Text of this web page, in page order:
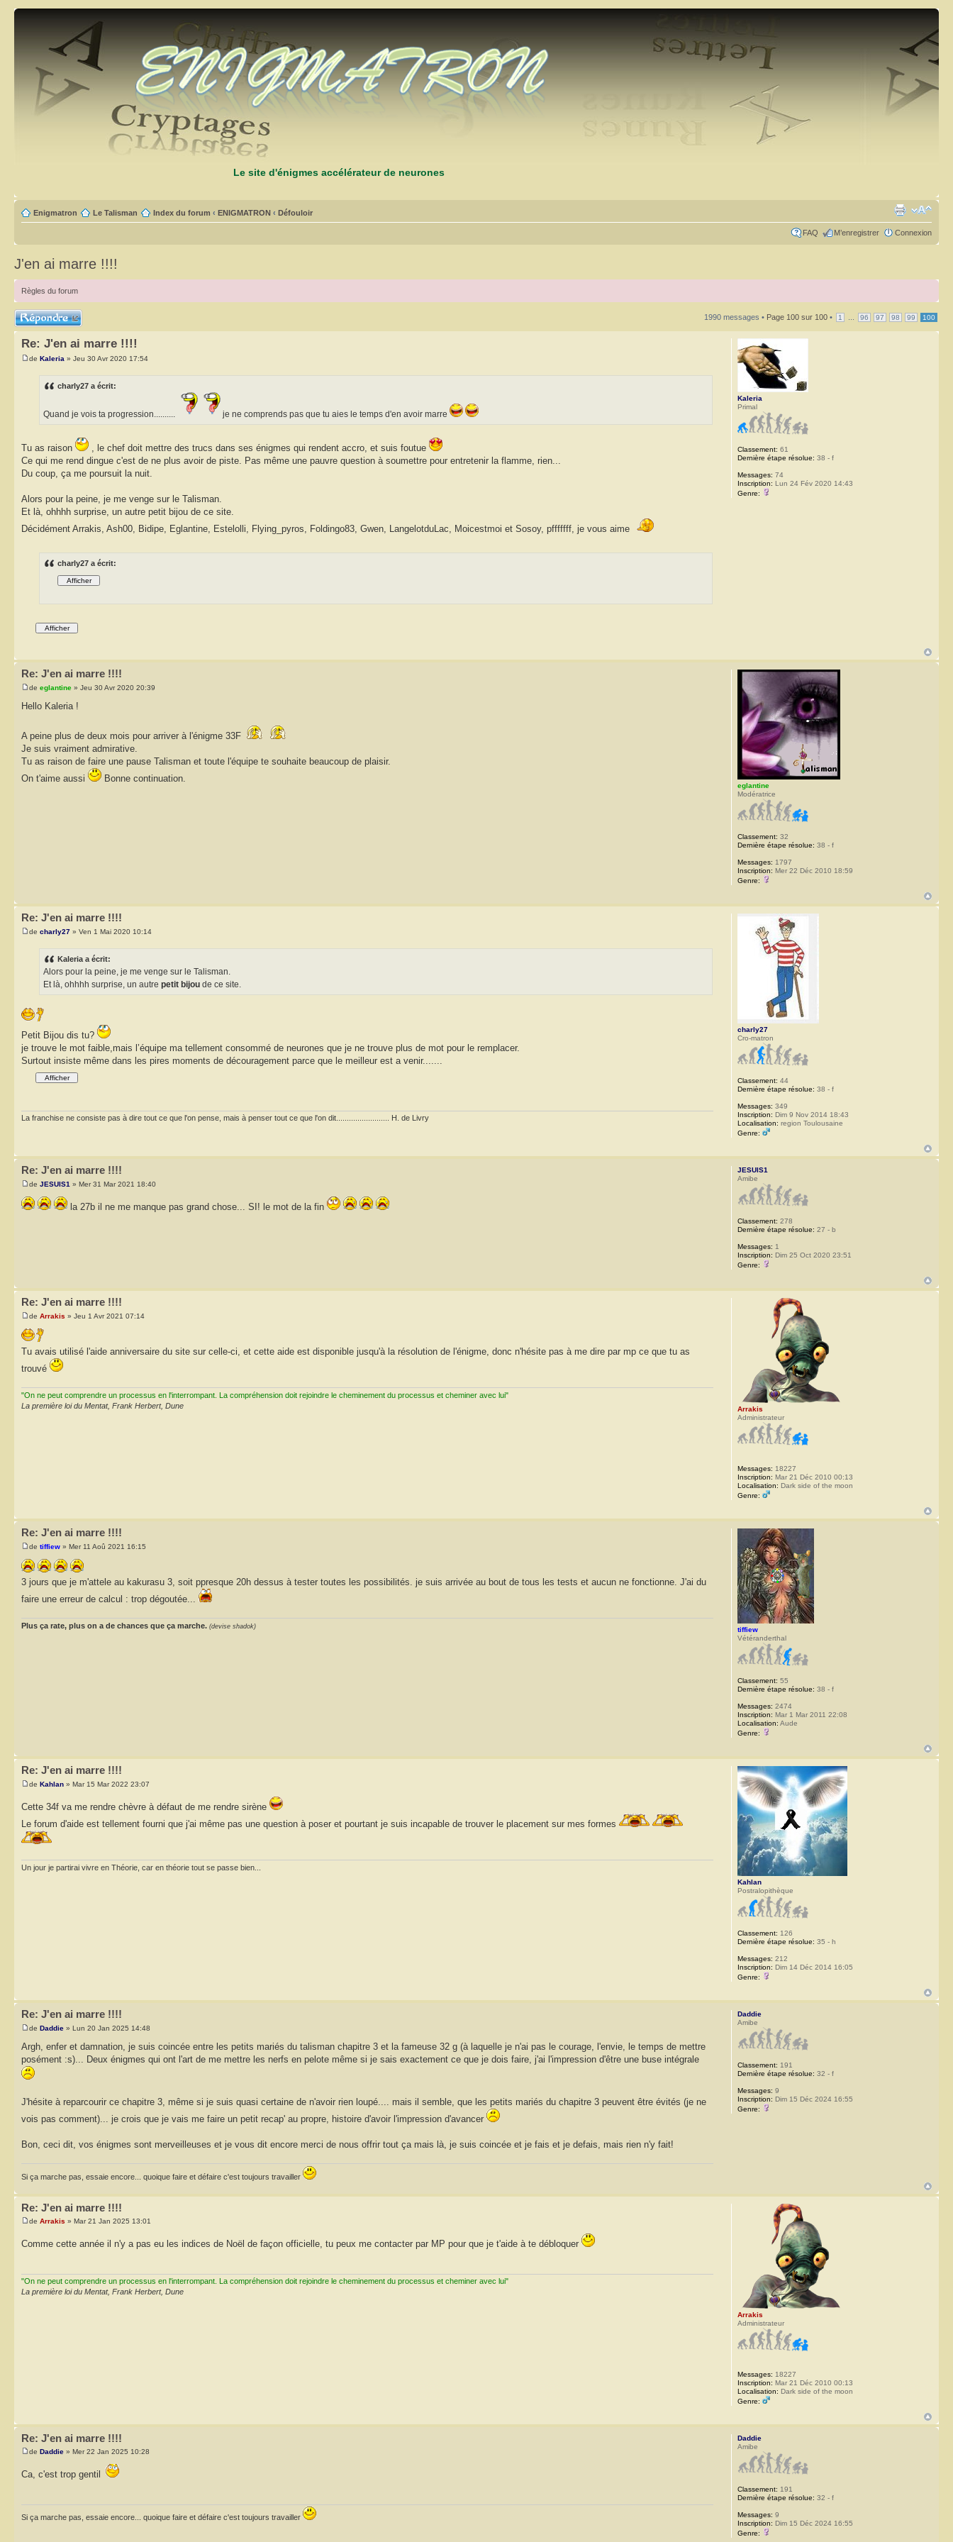
Le site d'énigmes accélérateur de neurones
Enigmatron Le Talisman Index du forum ‹ ENIGMATRON ‹ Défouloir
FAQ M’enregistrer Connexion
J'en ai marre !!!!
Règles du forum
Répondre 1990 messages • Page 100 sur 100 • 1 96 97 98 99 100
Re: J'en ai marre !!!!
de Kaleria » Jeu 30 Avr 2020 17:54
charly27 a écrit:
Quand je vois ta progression.......... je ne comprends pas que tu aies le temps d'en avoir marre
Tu as raison
, le chef doit mettre des trucs dans ses énigmes qui rendent accro, et suis foutue
Ce qui me rend dingue c'est de ne plus avoir de piste. Pas même une pauvre question à soumettre pour entretenir la flamme, rien...
Du coup, ça me poursuit la nuit.
Alors pour la peine, je me venge sur le Talisman.
Et là, ohhhh surprise, un autre petit bijou de ce site.
Décidément Arrakis, Ash00, Bidipe, Eglantine, Estelolli, Flying_pyros, Foldingo83, Gwen, LangelotduLac, Moicestmoi et Sosoy, pfffffff, je vous aime
charly27 a écrit:
Kaleria
Primal
Classement: 61
Dernière étape résolue: 38 - f
Messages: 74
Inscription: Lun 24 Fév 2020 14:43
Genre:
Re: J'en ai marre !!!!
de eglantine » Jeu 30 Avr 2020 20:39
Hello Kaleria !
A peine plus de deux mois pour arriver à l'énigme 33F
Je suis vraiment admirative.
Tu as raison de faire une pause Talisman et toute l'équipe te souhaite beaucoup de plaisir.
On t'aime aussi
Bonne continuation.
eglantine
Modératrice
Classement: 32
Dernière étape résolue: 38 - f
Messages: 1797
Inscription: Mer 22 Déc 2010 18:59
Genre:
Re: J'en ai marre !!!!
de charly27 » Ven 1 Mai 2020 10:14
Kaleria a écrit:
Alors pour la peine, je me venge sur le Talisman.
Et là, ohhhh surprise, un autre petit bijou de ce site.
Petit Bijou dis tu?
je trouve le mot faible,mais l’équipe ma tellement consommé de neurones que je ne trouve plus de mot pour le remplacer.
Surtout insiste même dans les pires moments de découragement parce que le meilleur est a venir.......
La franchise ne consiste pas à dire tout ce que l'on pense, mais à penser tout ce que l'on dit......................... H. de Livry
charly27
Cro-matron
Classement: 44
Dernière étape résolue: 38 - f
Messages: 349
Inscription: Dim 9 Nov 2014 18:43
Localisation: region Toulousaine
Genre:
Re: J'en ai marre !!!!
de JESUIS1 » Mer 31 Mar 2021 18:40
la 27b il ne me manque pas grand chose... SI! le mot de la fin
JESUIS1
Amibe
Classement: 278
Dernière étape résolue: 27 - b
Messages: 1
Inscription: Dim 25 Oct 2020 23:51
Genre:
Re: J'en ai marre !!!!
de Arrakis » Jeu 1 Avr 2021 07:14
Tu avais utilisé l'aide anniversaire du site sur celle-ci, et cette aide est disponible jusqu'à la résolution de l'énigme, donc n'hésite pas à me dire par mp ce que tu as
trouvé
"On ne peut comprendre un processus en l'interrompant. La compréhension doit rejoindre le cheminement du processus et cheminer avec lui"
La première loi du Mentat, Frank Herbert, Dune
Arrakis
Administrateur
Messages: 18227
Inscription: Mar 21 Déc 2010 00:13
Localisation: Dark side of the moon
Genre:
Re: J'en ai marre !!!!
de tiffiew » Mer 11 Aoû 2021 16:15
3 jours que je m'attele au kakurasu 3, soit ppresque 20h dessus à tester toutes les possibilités. je suis arrivée au bout de tous les tests et aucun ne fonctionne. J'ai du
faire une erreur de calcul : trop dégoutée...
Plus ça rate, plus on a de chances que ça marche. (devise shadok)
tiffiew
Vétéranderthal
Classement: 55
Dernière étape résolue: 38 - f
Messages: 2474
Inscription: Mar 1 Mar 2011 22:08
Localisation: Aude
Genre:
Re: J'en ai marre !!!!
de Kahlan » Mar 15 Mar 2022 23:07
Cette 34f va me rendre chèvre à défaut de me rendre sirène
Le forum d'aide est tellement fourni que j'ai même pas une question à poser et pourtant je suis incapable de trouver le placement sur mes formes
Un jour je partirai vivre en Théorie, car en théorie tout se passe bien...
Kahlan
Postralopithèque
Classement: 126
Dernière étape résolue: 35 - h
Messages: 212
Inscription: Dim 14 Déc 2014 16:05
Genre:
Re: J'en ai marre !!!!
de Daddie » Lun 20 Jan 2025 14:48
Argh, enfer et damnation, je suis coincée entre les petits mariés du talisman chapitre 3 et la fameuse 32 g (à laquelle je n'ai pas le courage, l'envie, le temps de mettre
posément :s)... Deux énigmes qui ont l'art de me mettre les nerfs en pelote même si je sais exactement ce que je dois faire, j'ai l'impression d'être une buse intégrale
J'hésite à reparcourir ce chapitre 3, même si je suis quasi certaine de n'avoir rien loupé.... mais il semble, que les petits mariés du chapitre 3 peuvent être évités (je ne
vois pas comment)... je crois que je vais me faire un petit recap' au propre, histoire d'avoir l'impression d'avancer
Bon, ceci dit, vos énigmes sont merveilleuses et je vous dit encore merci de nous offrir tout ça mais là, je suis coincée et je fais et je defais, mais rien n'y fait!
Si ça marche pas, essaie encore... quoique faire et défaire c'est toujours travailler
Daddie
Amibe
Classement: 191
Dernière étape résolue: 32 - f
Messages: 9
Inscription: Dim 15 Déc 2024 16:55
Genre:
Re: J'en ai marre !!!!
de Arrakis » Mar 21 Jan 2025 13:01
Comme cette année il n'y a pas eu les indices de Noël de façon officielle, tu peux me contacter par MP pour que je t'aide à te débloquer
"On ne peut comprendre un processus en l'interrompant. La compréhension doit rejoindre le cheminement du processus et cheminer avec lui"
La première loi du Mentat, Frank Herbert, Dune
Arrakis
Administrateur
Messages: 18227
Inscription: Mar 21 Déc 2010 00:13
Localisation: Dark side of the moon
Genre:
Re: J'en ai marre !!!!
de Daddie » Mer 22 Jan 2025 10:28
Ca, c'est trop gentil
Si ça marche pas, essaie encore... quoique faire et défaire c'est toujours travailler
Daddie
Amibe
Classement: 191
Dernière étape résolue: 32 - f
Messages: 9
Inscription: Dim 15 Déc 2024 16:55
Genre: